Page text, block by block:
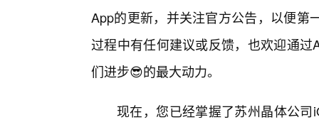
App的更新，并关注官方公告，以便第
过程中有任何建议或反馈，也欢迎通
们进步😎的最大动力。
现在，您已经掌握了苏州晶体公